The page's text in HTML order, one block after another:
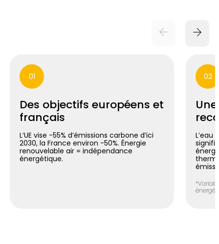
01
Des objectifs européens et
français
L’UE vise -55% d’émissions carbone d’ici
2030, la France environ -50%. Énergie
renouvelable air = indépendance
énergétique.
02
L’eau